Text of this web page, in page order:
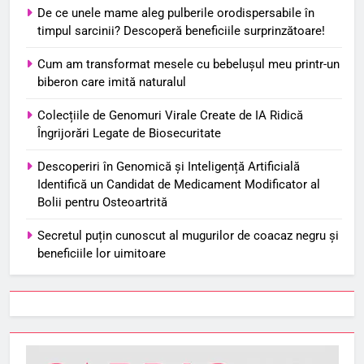
De ce unele mame aleg pulberile orodispersabile în
timpul sarcinii? Descoperă beneficiile surprinzătoare!
Cum am transformat mesele cu bebelușul meu printr-un
biberon care imită naturalul
Colecțiile de Genomuri Virale Create de IA Ridică
Îngrijorări Legate de Biosecuritate
Descoperiri în Genomică și Inteligență Artificială
Identifică un Candidat de Medicament Modificator al
Bolii pentru Osteoartrită
Secretul puțin cunoscut al mugurilor de coacaz negru și
beneficiile lor uimitoare